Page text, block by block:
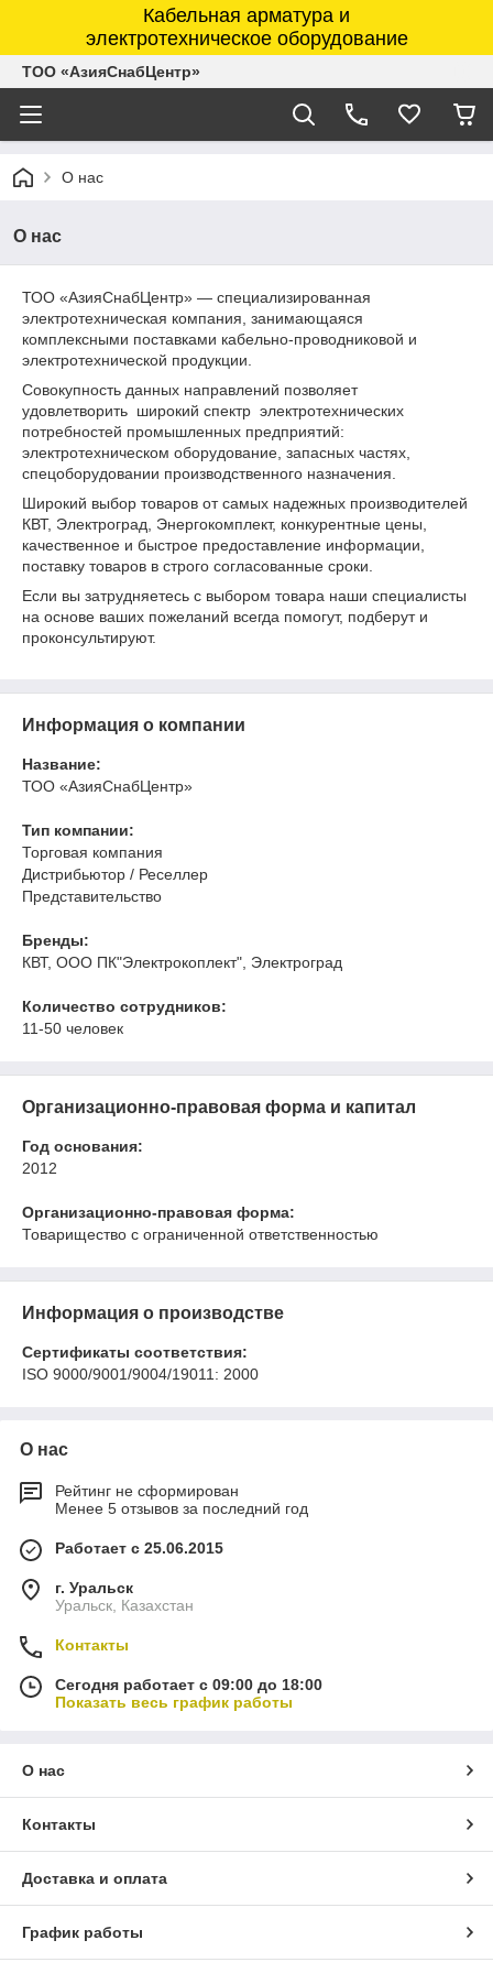
Кабельная арматура и
электротехническое оборудование
ТОО «АзияСнабЦентр»
О нас
О нас
ТОО «АзияСнабЦентр» ― специализированная
электротехническая компания, занимающаяся
комплексными поставками кабельно-проводниковой и
электротехнической продукции.
Совокупность данных направлений позволяет
удовлетворить широкий спектр электротехнических
потребностей промышленных предприятий:
электротехническом оборудование, запасных частях,
спецоборудовании производственного назначения.
Широкий выбор товаров от самых надежных производителей
КВТ, Электроград, Энергокомплект, конкурентные цены,
качественное и быстрое предоставление информации,
поставку товаров в строго согласованные сроки.
Если вы затрудняетесь с выбором товара наши специалисты
на основе ваших пожеланий всегда помогут, подберут и
проконсультируют.
Информация о компании
Название:
ТОО «АзияСнабЦентр»
Тип компании:
Торговая компания
Дистрибьютор / Реселлер
Представительство
Бренды:
КВТ, ООО ПК"Электрокоплект", Электроград
Количество сотрудников:
11-50 человек
Организационно-правовая форма и капитал
Год основания:
2012
Организационно-правовая форма:
Товарищество с ограниченной ответственностью
Информация о производстве
Сертификаты соответствия:
ISO 9000/9001/9004/19011: 2000
О нас
Рейтинг не сформирован
Менее 5 отзывов за последний год
Работает с 25.06.2015
г. Уральск
Уральск, Казахстан
Контакты
Сегодня работает с 09:00 до 18:00
Показать весь график работы
О нас
Контакты
Доставка и оплата
График работы